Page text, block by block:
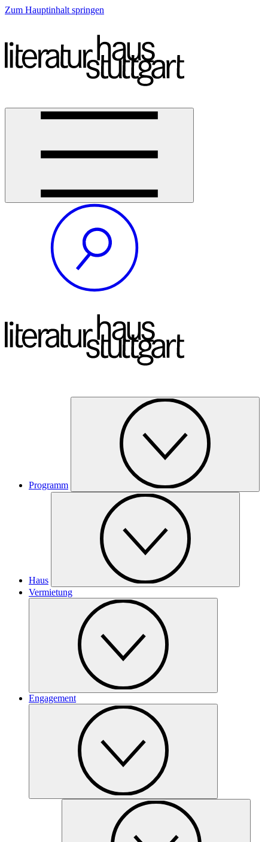
Zum Hauptinhalt springen
Programm
Haus
Vermietung
Engagement